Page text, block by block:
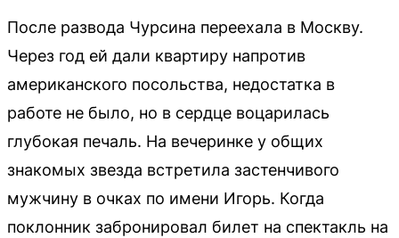
После развода Чурсина переехала в Москву.
Через год ей дали квартиру напротив
американского посольства, недостатка в
работе не было, но в сердце воцарилась
глубокая печаль. На вечеринке у общих
знакомых звезда встретила застенчивого
мужчину в очках по имени Игорь. Когда
поклонник забронировал билет на спектакль на